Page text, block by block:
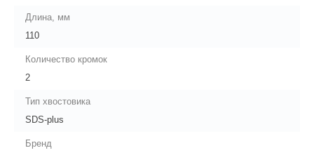
Длина, мм
110
Количество кромок
2
Тип хвостовика
SDS-plus
Бренд